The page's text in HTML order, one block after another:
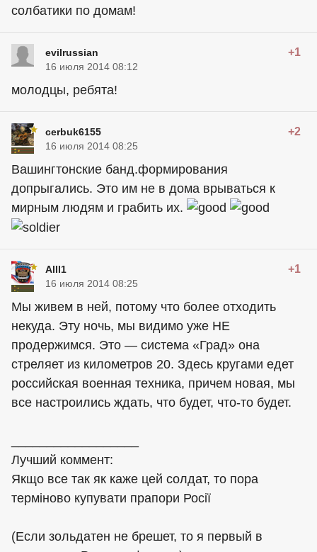
солбатики по домам!
evilrussian +1
16 июля 2014 08:12
молодцы, ребята!
cerbuk6155 +2
16 июля 2014 08:25
Вашингтонские банд.формирования
допрыгались. Это им не в дома врываться к
мирным людям и грабить их.
Alll1 +1
16 июля 2014 08:25
Мы живем в ней, потому что более отходить
некуда. Эту ночь, мы видимо уже НЕ
продержимся. Это — система «Град» она
стреляет из километров 20. Здесь кругами едет
российская военная техника, причем новая, мы
все настроились ждать, что будет, что-то будет.
Лучший коммент:
Якщо все так як каже цей солдат, то пора
терміново купувати прапори Росії
(Если зольдатен не брешет, то я первый в